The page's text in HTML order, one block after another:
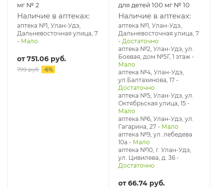
мг № 2
Наличие в аптеках:
аптека №1, Улан-Удэ,
Дальневосточная улица, 7
- Мало
от751.06 руб.
799 руб. -6%
для детей 100 мг № 10
Наличие в аптеках:
аптека №1, Улан-Удэ,
Дальневосточная улица, 7
- Достаточно
аптека №2, Улан-Удэ, ул.
Боевая, дом №5Г, 1 этаж -
Мало
аптека №4, Улан-Удэ,
ул.Балтахинова, 17 -
Достаточно
аптека №5, Улан-Удэ, ул. ​
Октябрьская улица, 15 -
Мало
аптека №6, Улан-Удэ, ул.
Гагарина, 27 - Мало
аптека №9, ул. лебедева
10а - Мало
аптека №10, г. Улан-Удэ,
ул. Цивилева, д. 36 -
Достаточно
от66.74 руб.